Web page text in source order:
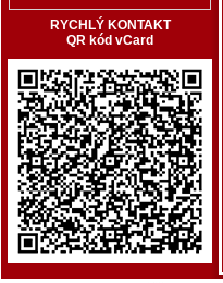
RYCHLÝ KONTAKT
QR kód vCard